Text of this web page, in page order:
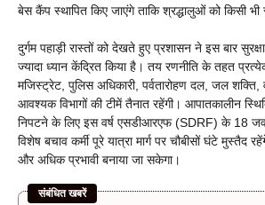
बेस कैंप स्थापित किए जाएंगे ताकि श्रद्धालुओं को किसी भी
दुर्गम पहाड़ी रास्तों को देखते हुए प्रशासन ने इस बार
ज्यादा ध्यान केंद्रित किया है। तय रणनीति के तहत
मजिस्ट्रेट, पुलिस अधिकारी, पर्वतारोहण दल, जल
आवश्यक विभागों की टीमें तैनात रहेंगी। आपातकालीन
निपटने के लिए इस वर्ष एसडीआरएफ (SDRF) के 18
विशेष बचाव कर्मी पूरे यात्रा मार्ग पर चौबीसों घंटे मुस्तैद
और अधिक प्रभावी बनाया जा सकेगा।
संबंधित खबरें